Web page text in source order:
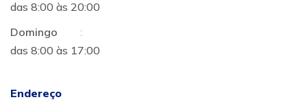
das 8:00 às 20:00
Domingo
:
das 8:00 às 17:00
Endereço